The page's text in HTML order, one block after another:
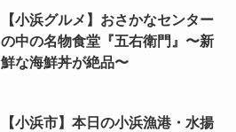
【小浜グルメ】おさかなセンター
の中の名物食堂『五右衛門』〜新
鮮な海鮮丼が絶品〜
【小浜市】本日の小浜漁港・水揚